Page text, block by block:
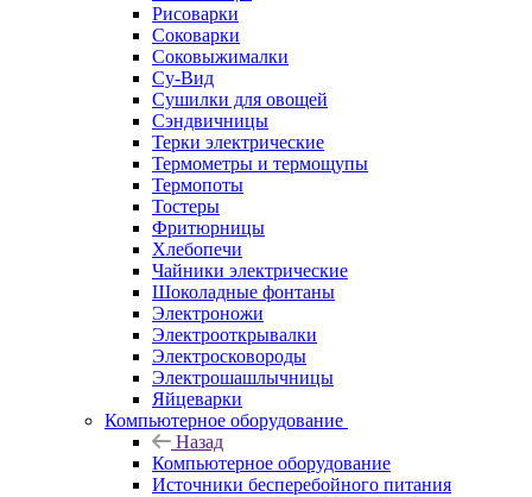
Рисоварки
Соковарки
Соковыжималки
Су-Вид
Сушилки для овощей
Сэндвичницы
Терки электрические
Термометры и термощупы
Термопоты
Тостеры
Фритюрницы
Хлебопечи
Чайники электрические
Шоколадные фонтаны
Электроножи
Электрооткрывалки
Электросковороды
Электрошашлычницы
Яйцеварки
Компьютерное оборудование
Назад
Компьютерное оборудование
Источники бесперебойного питания